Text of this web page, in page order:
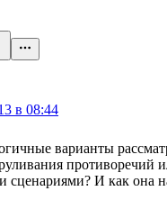
в 08:44
варианты
противоречий
сценариями? И как она